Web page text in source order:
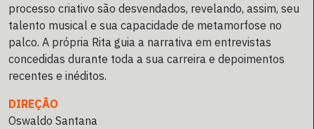
processo criativo são desvendados, revelando, assim, seu
talento musical e sua capacidade de metamorfose no
palco. A própria Rita guia a narrativa em entrevistas
concedidas durante toda a sua carreira e depoimentos
recentes e inéditos.
DIREÇÃO
Oswaldo Santana